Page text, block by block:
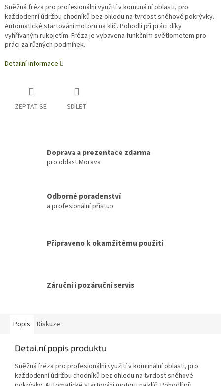
Sněžná fréza pro profesionální využití v komunální oblasti, pro
každodenní údržbu chodníků bez ohledu na tvrdost sněhové pokrývky.
Automatické startování motoru na klíč. Pohodlí při práci díky
vyhřívaným rukojetím. Fréza je vybavena funkčním světlometem pro
práci za různých podmínek.
Detailní informace
ZEPTAT SE SDÍLET
Doprava a prezentace zdarma
pro oblast Morava
Odborné poradenství
a profesionální přístup
Připraveno k okamžitému použití
Záruční i pozáruční servis
Popis Diskuze
Detailní popis produktu
Sněžná fréza pro profesionální využití v komunální oblasti, pro
každodenní údržbu chodníků bez ohledu na tvrdost sněhové